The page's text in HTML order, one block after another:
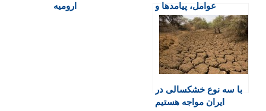
عوامل، پیامدها و
راهکارها
ارومیه
با سه نوع خشکسالی در
ایران مواجه هستیم